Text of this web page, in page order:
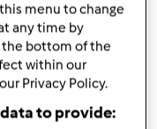
menu to change
any time by
the bottom of the
within our
Privacy Policy.
to provide: